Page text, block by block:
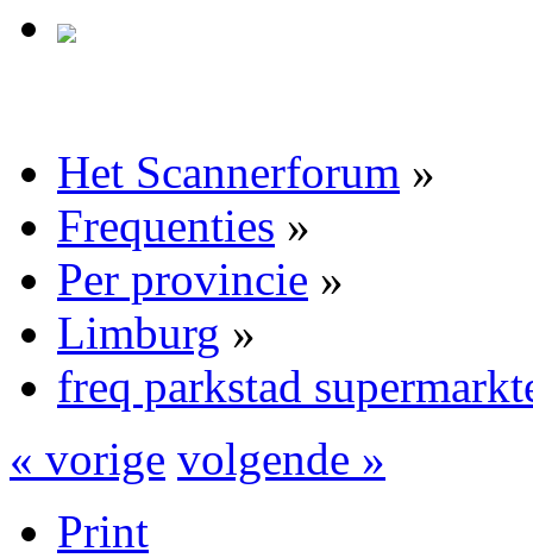
Het Scannerforum »
Frequenties »
Per provincie »
Limburg »
freq parkstad
« vorige volgende »
Print